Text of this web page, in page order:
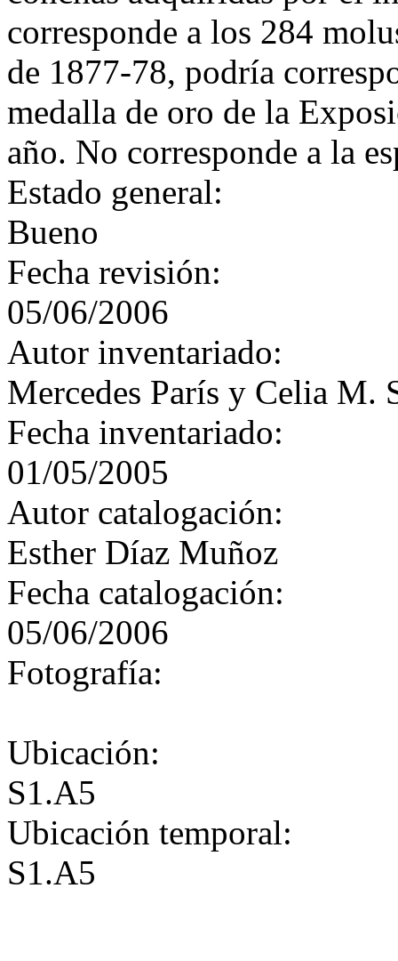
corresponde a los 284
de 1877-78, podría
medalla de oro de la
año. No corresponde a la
Estado general:
Bueno
Fecha revisión:
05/06/2006
Autor inventariado:
Mercedes París y Celia M.
Fecha inventariado:
01/05/2005
Autor catalogación:
Esther Díaz Muñoz
Fecha catalogación:
05/06/2006
Fotografía:
Ubicación:
S1.A5
Ubicación temporal:
S1.A5